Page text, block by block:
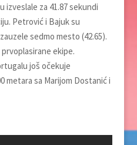
izveslale za 41.87 sekundi
Petrović i Bajuk su
sedmo mesto (42.65).
ekipe.
još očekuje
metara sa Marijom Dostanić i